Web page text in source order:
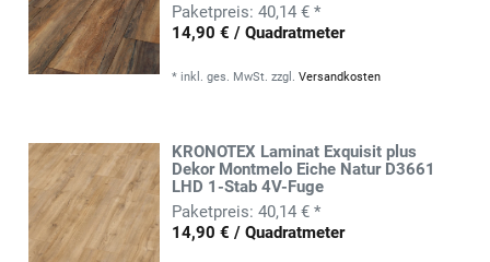
40,14 € *
14,90 € / Quadratmeter
* inkl. ges. MwSt. zzgl.Versandkosten
KRONOTEX Laminat Exquisit plus
Dekor Montmelo Eiche Natur D3661
LHD 1-Stab 4V-Fuge
40,14 € *
14,90 € / Quadratmeter